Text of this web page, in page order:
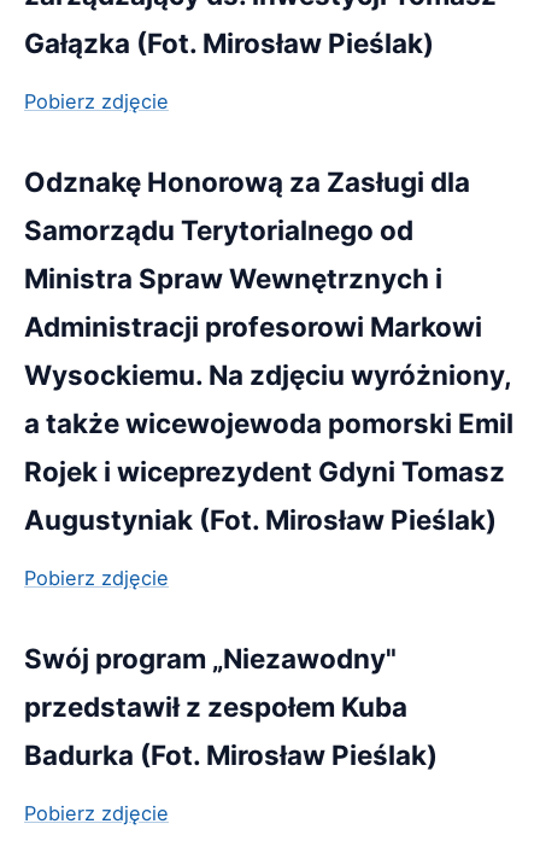
Gałązka (Fot. Mirosław Pieślak)
Pobierz zdjęcie
Odznakę Honorową za Zasługi dla
Samorządu Terytorialnego od
Ministra Spraw Wewnętrznych i
Administracji profesorowi Markowi
Wysockiemu. Na zdjęciu wyróżniony,
a także wicewojewoda pomorski Emil
Rojek i wiceprezydent Gdyni Tomasz
Augustyniak (Fot. Mirosław Pieślak)
Pobierz zdjęcie
Swój program „Niezawodny"
przedstawił z zespołem Kuba
Badurka (Fot. Mirosław Pieślak)
Pobierz zdjęcie